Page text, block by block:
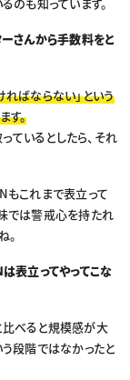
さんから手数料をと
ばならない」という
す。
いるとしたら、それ
もこれまで表立って
では警戒心を持たれ
。
表立ってやってこな
比べると規模感が大
段階ではなかったと